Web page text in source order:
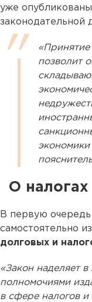
уже
законодательной
«Принятие
позволит
О налогах
В первую
самостоятельно
долговых и
«Закон наделяет
полномочиями
в сфере налогов